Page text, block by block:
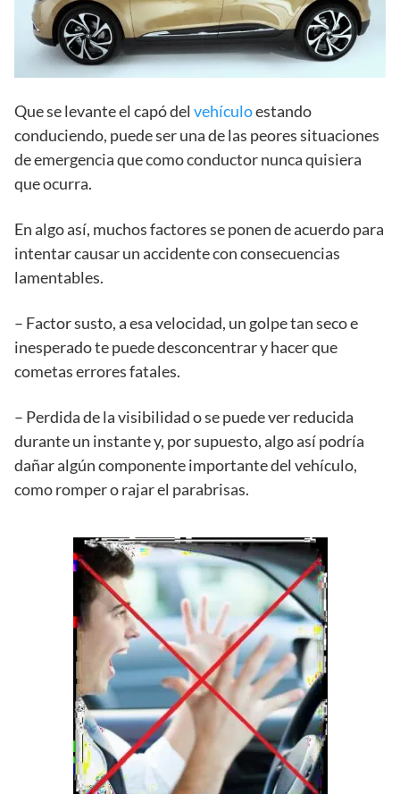
Que se levante el capó del vehículoestando
conduciendo, puede ser una de las peores situaciones
de emergencia que como conductor nunca quisiera
que ocurra.
En algo así, muchos factores se ponen de acuerdo para
intentar causar un accidente con consecuencias
lamentables.
– Factor susto, a esa velocidad, un golpe tan seco e
inesperado te puede desconcentrar y hacer que
cometas errores fatales.
– Perdida de la visibilidad o se puede ver reducida
durante un instante y, por supuesto, algo así podría
dañar algún componente importante del vehículo,
como romper o rajar el parabrisas.